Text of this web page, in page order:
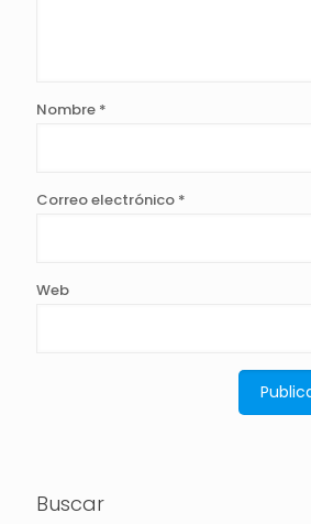
Nombre *
Correo electrónico *
Web
Buscar